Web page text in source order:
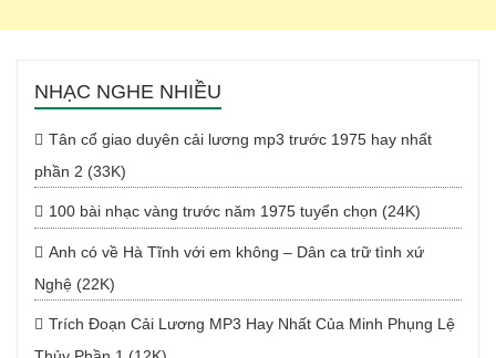
NHẠC NGHE NHIỀU
Tân cổ giao duyên cải lương mp3 trước 1975 hay nhất
phần 2 (33K)
100 bài nhạc vàng trước năm 1975 tuyển chọn (24K)
Anh có về Hà Tĩnh với em không – Dân ca trữ tình xứ
Nghệ (22K)
Trích Đoạn Cải Lương MP3 Hay Nhất Của Minh Phụng Lệ